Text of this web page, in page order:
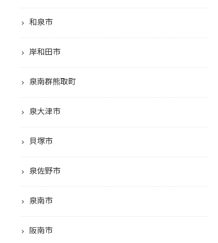
和泉市
岸和田市
泉南群熊取町
泉大津市
貝塚市
泉佐野市
泉南市
阪南市